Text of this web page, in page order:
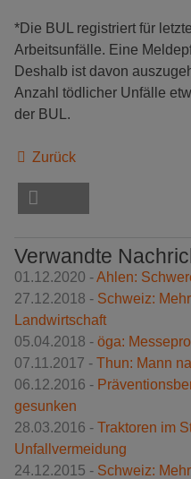
*Die BUL registriert für
Arbeitsunfälle. Eine
Deshalb ist davon
Anzahl tödlicher Unfälle
der BUL.
Zurück
Verwandte
01.12.2020 -Ahlen:
27.12.2018 - Schweiz:
Landwirtschaft
05.04.2018 - öga:
07.11.2017 - Thun: Mann
06.12.2016 -
gesunken
28.03.2016 - Traktoren im
Unfallvermeidung
24.12.2015 - Schweiz: